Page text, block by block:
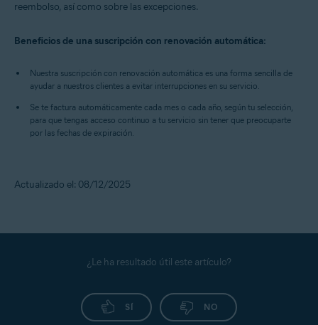
reembolso, así como sobre las excepciones.
Beneficios de una suscripción con renovación automática:
Nuestra suscripción con renovación automática es una forma sencilla de
ayudar a nuestros clientes a evitar interrupciones en su servicio.
Se te factura automáticamente cada mes o cada año, según tu selección,
para que tengas acceso continuo a tu servicio sin tener que preocuparte
por las fechas de expiración.
Actualizado el: 08/12/2025
¿Le ha resultado útil este artículo?
SÍ NO